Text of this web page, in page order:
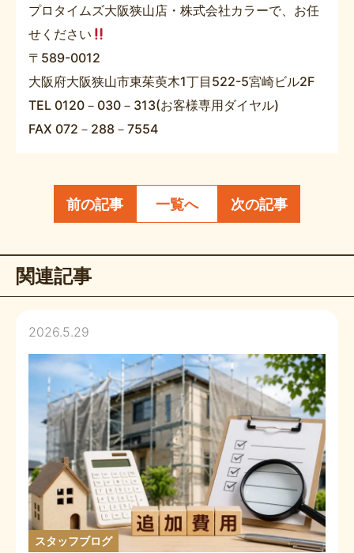
プロタイムズ大阪狭山店・株式会社カラーで、お任
せください
〒589-0012
大阪府大阪狭山市東茱萸木1丁目522-5宮崎ビル2F
TEL 0120－030－313(お客様専用ダイヤル)
FAX 072－288－7554
前の記事 一覧へ 次の記事
関連記事
2026.5.29
スタッフブログ